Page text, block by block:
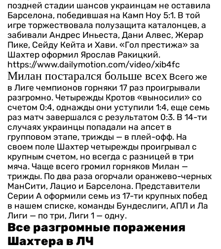
поздней стадии шансов украинцам не оставила
Барселона, победившая на Камп Ноу 5:1. В той
игре торжествовала полузащита каталонцев, а
забивали Андрес Иньеста, Дани Алвес, Жерар
Пике, Сейду Кейта и Хави. «Гол престижа» за
Шахтер оформил Ярослав Ракицкий.
https://www.dailymotion.com/video/xib4fc
Милан постарался больше всех Всего же
в Лиге чемпионов горняки 17 раз проигрывали
разгромно. Четырежды Кротов «выносили» со
счетом 0:4, однажды они уступили 1:4, еще семь
раз матч завершался с результатом 0:3. В 14-ти
случаях украинцы попадали на апсет в
групповом этапе, трижды — в плей-офф. На
своем поле Шахтер четырежды проигрывал с
крупным счетом, но всегда с разницей в три
мяча. Чаще всего громил горняков Милан —
трижды. По два раза огорчали оранжево-черных
МанСити, Лацио и Барселона. Представители
Серии А оформили семь из 17-ти крупных побед
в нашем списке, команды Бундеслиги, АПЛ и Ла
Лиги — по три, Лиги 1 — одну.
Все разгромные поражения
Шахтера в ЛЧ